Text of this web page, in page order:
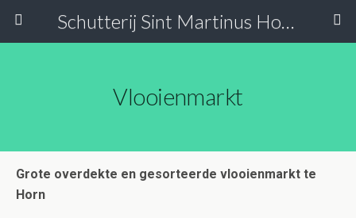
Schutterij Sint Martinus Horn
Vlooienmarkt
Grote overdekte en gesorteerde vlooienmarkt te
Horn